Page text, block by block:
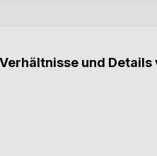
und